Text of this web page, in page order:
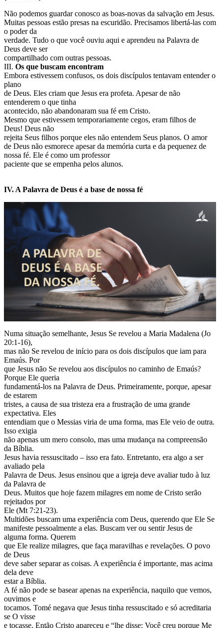
Não podemos guardar conosco as boas-novas da salvação em Jesus.
Muitas pessoas estão presas na escuridão. Precisamos libertá-las com
o poder da
verdade. Tudo o que você ouviu aqui e aprendeu na Palavra de
Deus deve ser
compartilhado com outras pessoas.
III. Os que buscam encontram
Embora estivessem confusos, os dois discípulos tentavam entender o
plano
de Deus. Eles criam que Jesus era profeta. Apesar de não
entenderem o que tinha
acontecido, não abandonaram sua fé em Cristo.
Mesmo que estivessem temporariamente cegos, eram filhos de
Deus! Deus não
rejeita Seus filhos porque eles não entendem Seus planos. O amor
de Deus não esmorece apesar da memória curta e da pequenez de
nossa fé. Ele é como um professor
paciente que se empenha pelos alunos.
IV. A Palavra de Deus é a base de nossa fé
Numa situação semelhante, Jesus Se revelou a Maria Madalena (Jo
20:1-16),
mas não Se revelou de início para os dois discípulos que iam para
Emaús. Por
que Jesus não Se revelou aos discípulos no caminho de Emaús?
Porque Ele queria
fundamentá-los na Palavra de Deus. Primeiramente, porque, apesar
de estarem
tristes, a causa de sua tristeza era a frustração de uma grande
expectativa. Eles
entendiam que o Messias viria de uma forma, mas Ele veio de outra.
Isso exigia
não apenas um mero consolo, mas uma mudança na compreensão
da Bíblia.
Jesus havia ressuscitado – isso era fato. Entretanto, era algo a ser
avaliado pela
Palavra de Deus. Jesus ensinou que a igreja deve avaliar tudo à luz
da Palavra de
Deus. Muitos que hoje fazem milagres em nome de Cristo serão
rejeitados por
Ele (Mt 7:21-23).
Multidões buscam uma experiência com Deus, querendo que Ele Se
manifeste pessoalmente a elas. Buscam ver ou sentir Jesus de
alguma forma. Querem
que Ele realize milagres, que faça maravilhas e revelações. O povo
de Deus
deve saber separar as coisas. A experiência é importante, mas acima
dela deve
estar a Bíblia.
A fé não pode se basear apenas na experiência, naquilo que vemos,
ouvimos e
tocamos. Tomé negava que Jesus tinha ressuscitado e só acreditaria
se O visse
e tocasse. Então Cristo apareceu e “lhe disse: Você creu porque Me